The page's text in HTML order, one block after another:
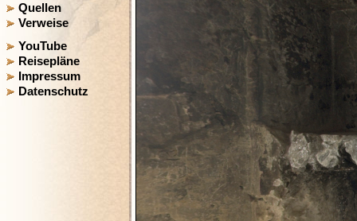
Quellen
Verweise
YouTube
Reisepläne
Impressum
Datenschutz